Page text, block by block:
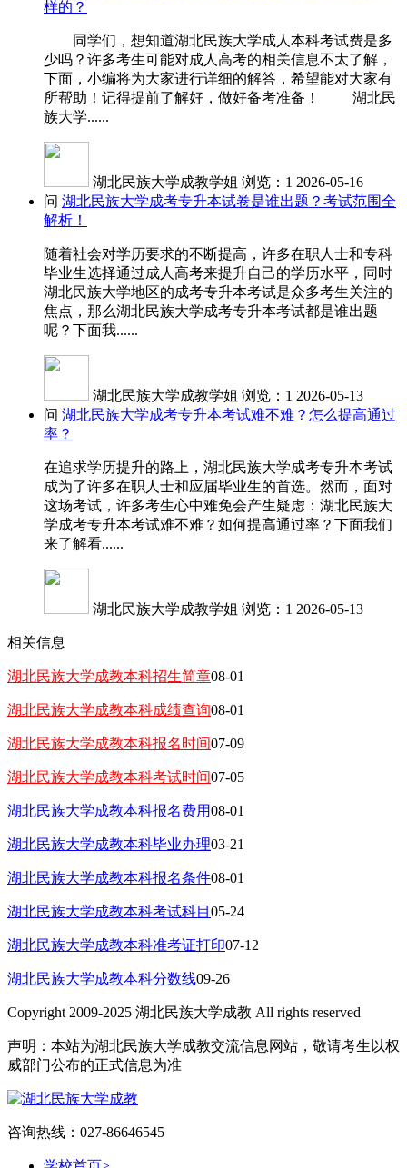
样的？
同学们，想知道湖北民族大学成人本科考试费是多
少吗？许多考生可能对成人高考的相关信息不太了解，
下面，小编将为大家进行详细的解答，希望能对大家有
所帮助！记得提前了解好，做好备考准备！ 湖北民
族大学......
湖北民族大学成教学姐 浏览：1 2026-05-16
问 湖北民族大学成考专升本试卷是谁出题？考试范围全
解析！
随着社会对学历要求的不断提高，许多在职人士和专科
毕业生选择通过成人高考来提升自己的学历水平，同时
湖北民族大学地区的成考专升本考试是众多考生关注的
焦点，那么湖北民族大学成考专升本考试都是谁出题
呢？下面我......
湖北民族大学成教学姐 浏览：1 2026-05-13
问 湖北民族大学成考专升本考试难不难？怎么提高通过
率？
在追求学历提升的路上，湖北民族大学成考专升本考试
成为了许多在职人士和应届毕业生的首选。然而，面对
这场考试，许多考生心中难免会产生疑虑：湖北民族大
学成考专升本考试难不难？如何提高通过率？下面我们
来了解看......
湖北民族大学成教学姐 浏览：1 2026-05-13
相关信息
湖北民族大学成教本科招生简章08-01
湖北民族大学成教本科成绩查询08-01
湖北民族大学成教本科报名时间07-09
湖北民族大学成教本科考试时间07-05
湖北民族大学成教本科报名费用08-01
湖北民族大学成教本科毕业办理03-21
湖北民族大学成教本科报名条件08-01
湖北民族大学成教本科考试科目 05-24
湖北民族大学成教本科准考证打印07-12
湖北民族大学成教本科分数线09-26
Copyright 2009-2025 湖北民族大学成教 All rights reserved
声明：本站为湖北民族大学成教交流信息网站，敬请考生以权
威部门公布的正式信息为准
咨询热线：027-86646545